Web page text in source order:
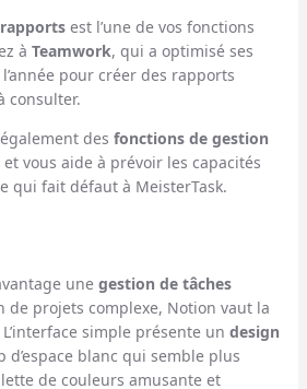
est l’une de vos fonctions
à Teamwork, qui a optimisé ses
pour créer des rapports
consulter.
des fonctions de gestion
et vous aide à prévoir les capacités
qui fait défaut à MeisterTask.
une gestion de tâches
de projets complexe, Notion vaut la
simple présente un design
d’espace blanc qui semble plus
de couleurs amusante et